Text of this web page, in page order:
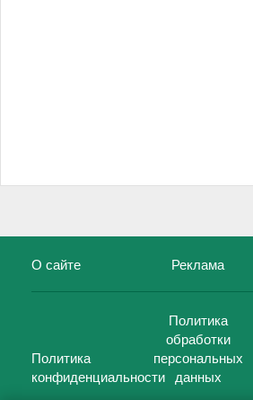
О сайте Реклама
Политика
конфиденциальности
Политика
обработки
персональных
данных